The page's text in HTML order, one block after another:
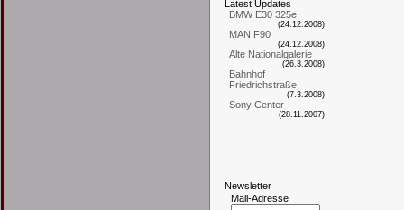
L atest Updates
BMW E30 325e
(24.12.2008)
MAN F90
(24.12.2008)
Alte Nationalgalerie
(26.3.2008)
Bahnhof
Friedrichstraße
(7.3.2008)
Sony Center
(28.11.2007)
Newsletter
Mail-Adresse